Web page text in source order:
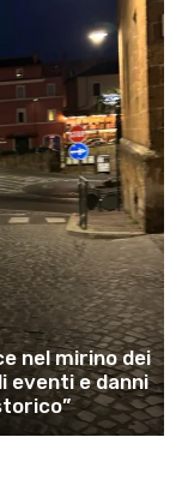
nel mirino dei
eventi e danni